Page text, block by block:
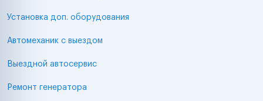
Установка доп. оборудования
Автомеханик с выездом
Выездной автосервис
Ремонт генератора